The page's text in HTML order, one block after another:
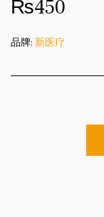
₨450
品牌: 新医疗